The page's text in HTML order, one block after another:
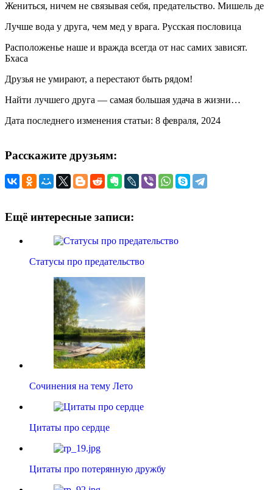
Жениться, ничем не связывая себя, предательство. Мишель де
Лучше вода у друга, чем мед у врага. Русская пословица
Расположенье наше и вражда всегда от нас самих зависят.
Бхаса
Друзья не умирают, а перестают быть рядом!
Найти лучшего друга — самая большая удача в жизни…
Дата последнего изменения статьи: 8 февраля, 2024
Расскажите друзьям:
Ещё интересные записи:
Статусы про предательство
Сочинения на тему Лето
Цитаты про сердце
Цитаты про потерянную дружбу